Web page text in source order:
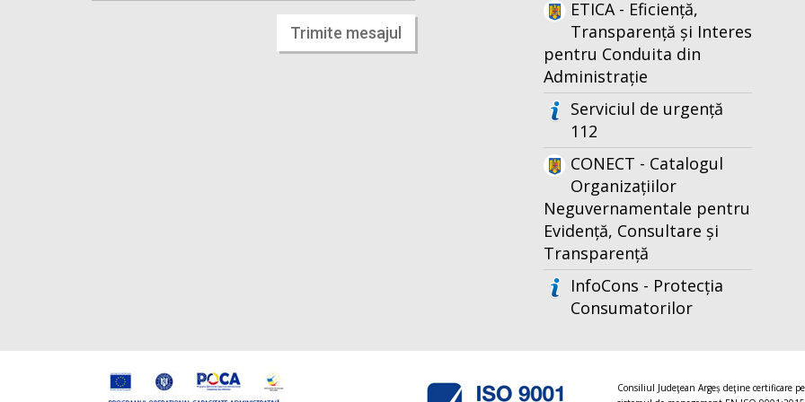
Trimite mesajul
ETICA - Eficiență,
Transparență și Interes
pentru Conduita din
Administrație
Serviciul de urgență
112
CONECT - Catalogul
Organizațiilor
Neguvernamentale pentru
Evidență, Consultare și
Transparență
InfoCons - Protecția
Consumatorilor
Consiliul Judeţean Argeș deţine certificare